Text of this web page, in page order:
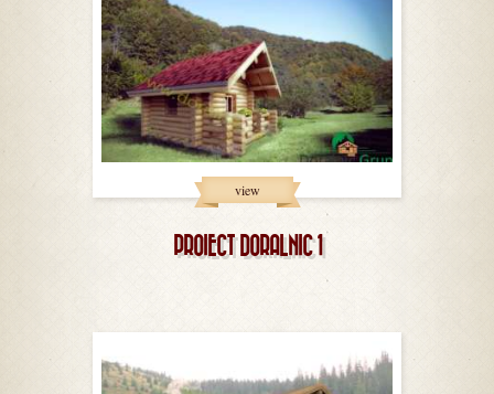
view
PROIECT DORALNIC 1